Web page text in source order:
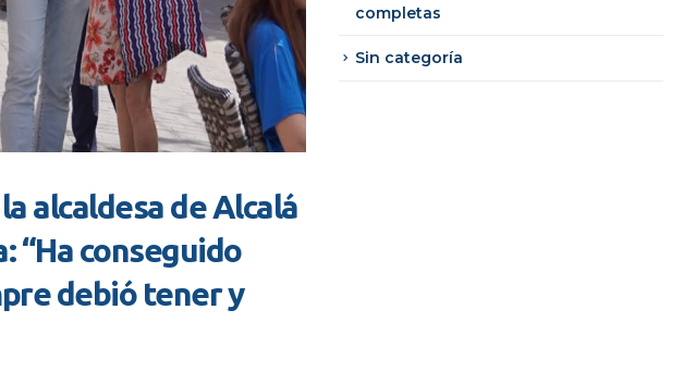
alcaldesa de Alcalá
“Ha conseguido
debió tener y
completas
Sin categoría